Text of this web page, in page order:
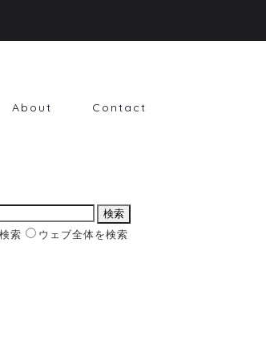
About Contact
索 ウェブ全体を検索